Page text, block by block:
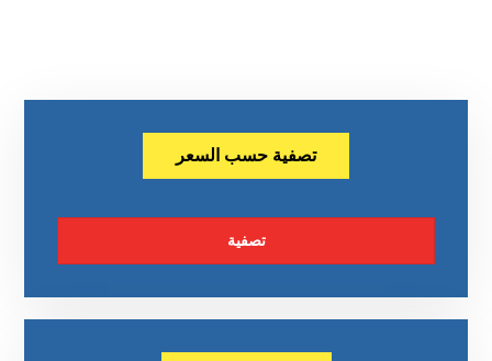
تصفية حسب السعر
تصفية